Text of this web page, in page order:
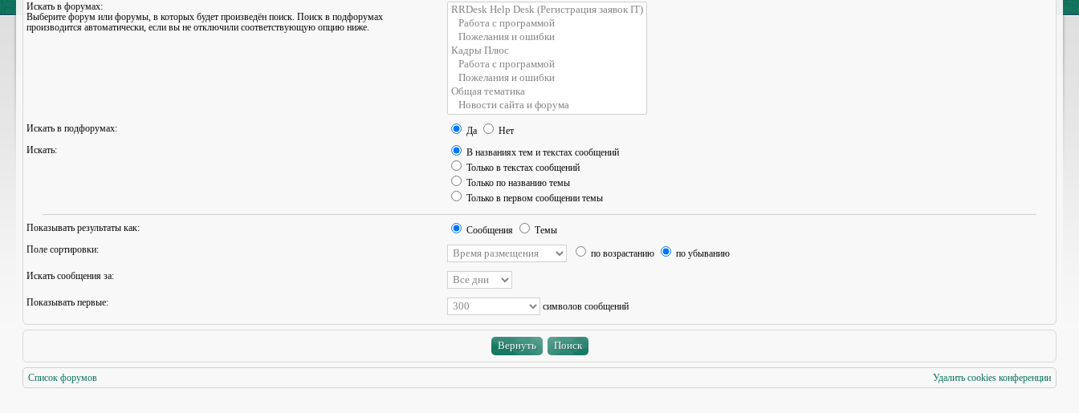
Искать в форумах:
Выберите форум или форумы, в которых будет произведён поиск. Поиск в подфорумах
производится автоматически, если вы не отключили соответствующую опцию ниже.
Искать в подфорумах: Да
Нет
Искать:
В названиях тем и текстах сообщений
Только в текстах сообщений
Только по названию темы
Только в первом сообщении темы
Показывать результаты как: Сообщения
Темы
Поле сортировки:
по возрастанию
по убыванию
Искать сообщения за:
Показывать первые: символов сообщений
Список форумов Удалить cookies конференции